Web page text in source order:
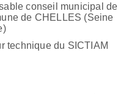
conseil municipal de
de CHELLES (Seine
technique du SICTIAM